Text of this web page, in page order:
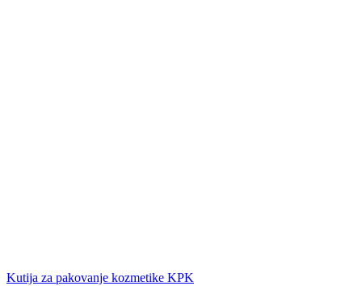
Kutija za pakovanje kozmetike KPK